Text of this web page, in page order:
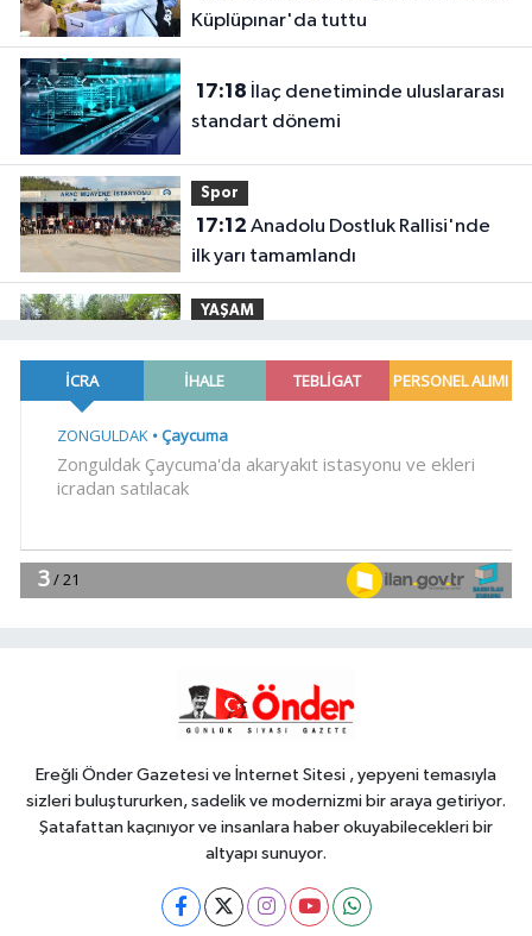
Küplüpınar'da tuttu
17:18
standart dönemi
Spor
17:12
ilk yarı tamamlandı
YAŞAM
oğul kampı Ağustos'ta da sürecek
17:02Cevdet Yılmaz: Mekke Ortak
16:55 EVİNDE ÖLÜ BULUNDU!
Ereğli Önder Gazetesi ve İnternet Sitesi , yepyeni temasıyla
sizleri buluştururken, sadelik ve modernizmi bir araya getiriyor.
Şatafattan kaçınıyor ve insanlara haber okuyabilecekleri bir
altyapı sunuyor.